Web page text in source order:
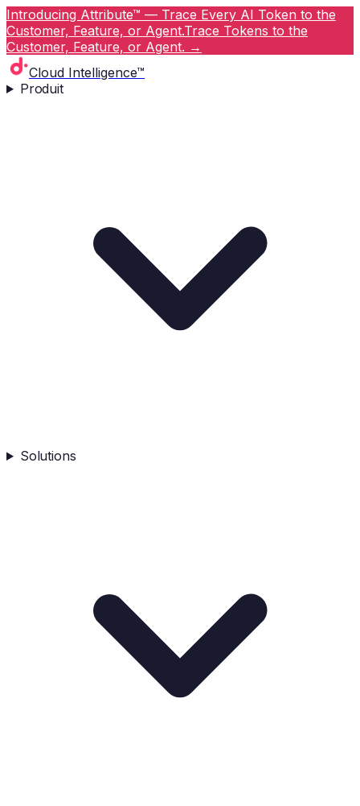
Introducing Attribute™ — Trace Every AI Token to the
Customer, Feature, or Agent.Trace Tokens to the
Customer, Feature, or Agent. →
Cloud Intelligence™
Produit
Solutions